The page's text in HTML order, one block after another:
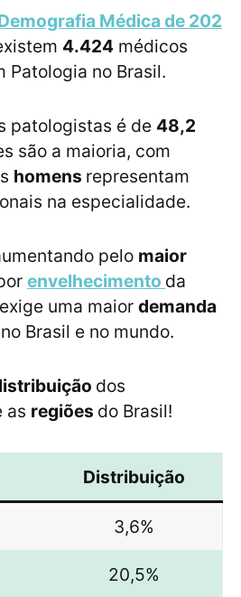
Médica de 202
4.424 médicos
Patologia no Brasil.
patologistas é de 48,2
são a maioria, com
homens representam
na especialidade.
pelo maior
envelhecimento da
uma maior demanda
Brasil e no mundo.
dos
as regiões do Brasil!
Distribuição
3,6%
20,5%